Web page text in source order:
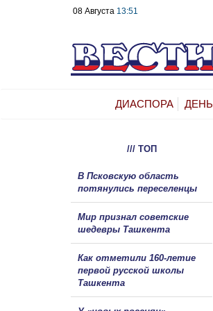
08 Августа 13:51
ДИАСПОРА
/// ТОП
В Псковскую область
потянулись переселенцы
Мир признал советские
шедевры Ташкента
Как отметили 160-летие
первой русской школы
Ташкента